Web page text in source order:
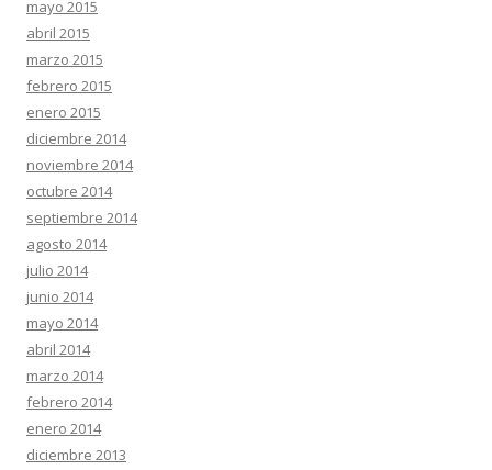
mayo 2015
abril 2015
marzo 2015
febrero 2015
enero 2015
diciembre 2014
noviembre 2014
octubre 2014
septiembre 2014
agosto 2014
julio 2014
junio 2014
mayo 2014
abril 2014
marzo 2014
febrero 2014
enero 2014
diciembre 2013